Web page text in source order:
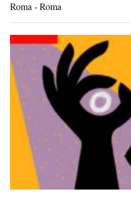
Roma -Roma